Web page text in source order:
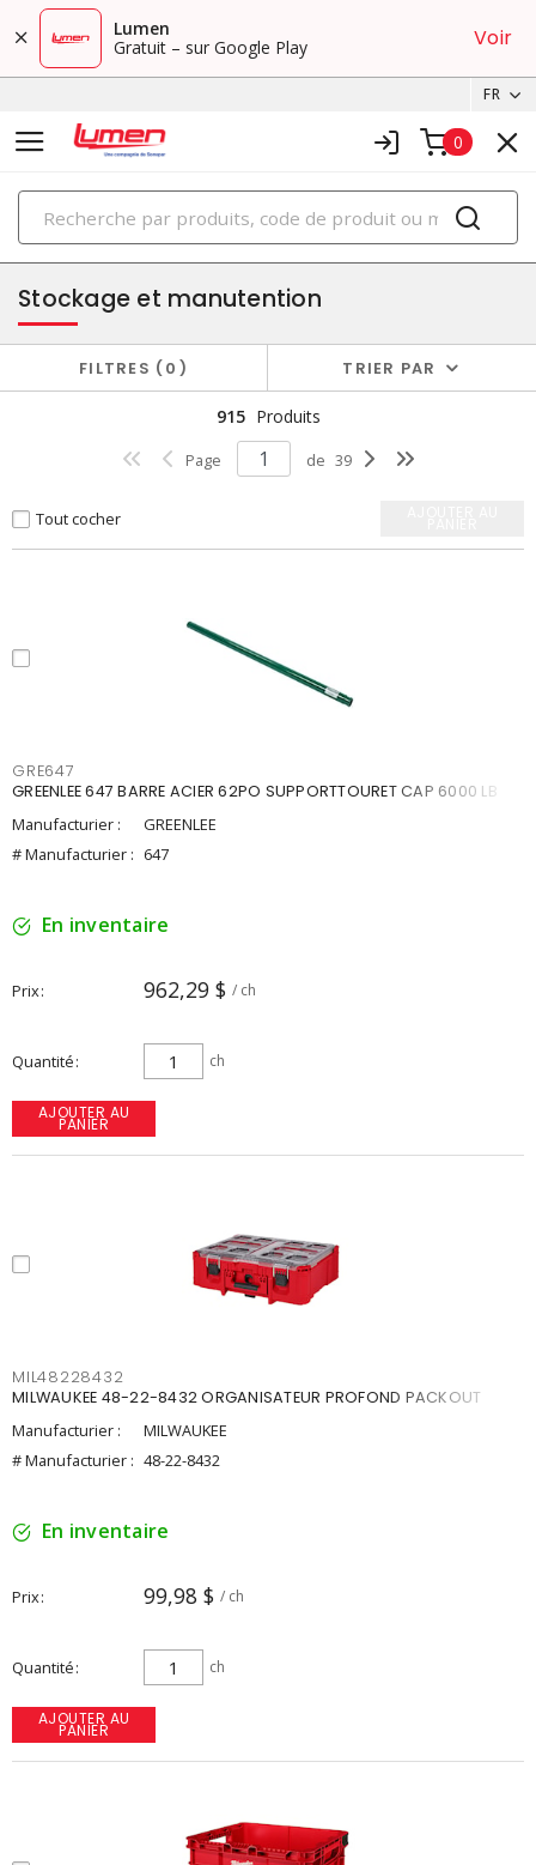
Lumen
Gratuit – sur Google Play
Voir
FR
0
PRODUITS
outillage
Stockage et manutention
FILTRES 0 TRIER PAR
915 Produits
Page de 39
Tout cocher
GRE647
GREENLEE 647 BARRE ACIER 62PO SUPPORTTOURET CAP 6000 LB
Manufacturier :
GREENLEE
# Manufacturier : 647
En inventaire
Prix 962,29 $ / ch
Quantité ch
AJOUTER AU
PANIER
MIL48228432
MILWAUKEE 48-22-8432 ORGANISATEUR PROFOND PACKOUT
Manufacturier :
MILWAUKEE
# Manufacturier : 48-22-8432
En inventaire
Prix 99,98 $ / ch
Quantité ch
AJOUTER AU
PANIER